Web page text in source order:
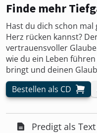
Finde mehr
Hast du dich schon
Herz rücken kannst?
vertrauensvoller
wie du ein Leben
bringt und deinen
Bestellen als CD
Predigt als